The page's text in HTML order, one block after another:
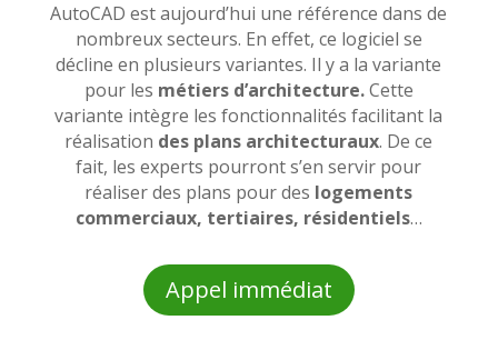
AutoCAD est aujourd’hui une référence dans de
nombreux secteurs. En effet, ce logiciel se
décline en plusieurs variantes. Il y a la variante
pour les métiers d’architecture.Cette
variante intègre les fonctionnalités facilitant la
réalisation des plans architecturaux. De ce
fait, les experts pourront s’en servir pour
réaliser des plans pour des logements
commerciaux, tertiaires, résidentiels…
Appel immédiat